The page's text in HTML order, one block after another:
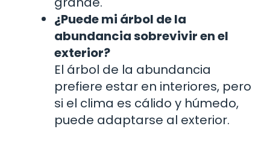
¿Puede mi árbol de la
abundancia sobrevivir en el
exterior?
El árbol de la abundancia
prefiere estar en interiores, pero
si el clima es cálido y húmedo,
puede adaptarse al exterior.